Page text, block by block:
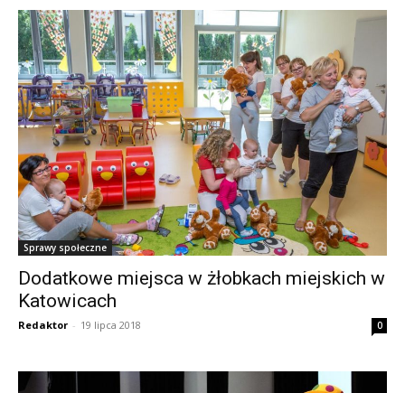
Sprawy społeczne
Dodatkowe miejsca w żłobkach miejskich w
Katowicach
Redaktor - 19 lipca 2018 0